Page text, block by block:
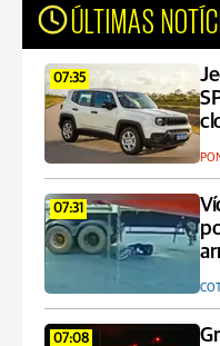
ÚLTIMAS
07:35
07:31
07:08